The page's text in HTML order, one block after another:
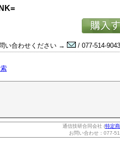
い合わせください →
/ 077-514-
通信技研合同会社 (特定
お問い合わせ：077-